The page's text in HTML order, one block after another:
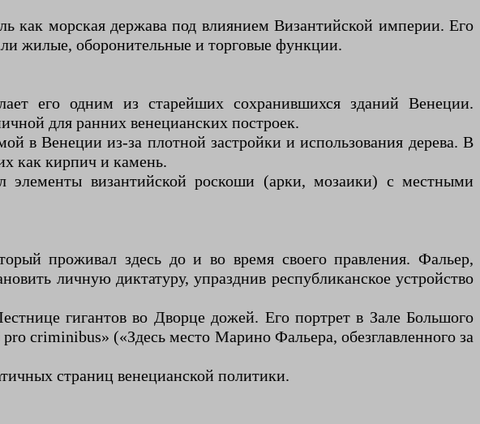
как морская держава под влиянием Византийской империи. Его
жилые, оборонительные и торговые функции.
его одним из старейших сохранившихся зданий Венеции.
для ранних венецианских построек.
в Венеции из-за плотной застройки и использования дерева. В
как кирпич и камень.
элементы византийской роскоши (арки, мозаики) с местными
проживал здесь до и во время своего правления. Фальер,
личную диктатуру, упразднив республиканское устройство
гигантов во Дворце дожей. Его портрет в Зале Большого
criminibus» («Здесь место Марино Фальера, обезглавленного за
страниц венецианской политики.